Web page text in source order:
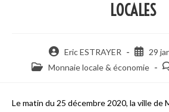
LOCALES
Eric ESTRAYER
29
Monnaie locale & économie
Le matin du 25 décembre 2020, la ville de